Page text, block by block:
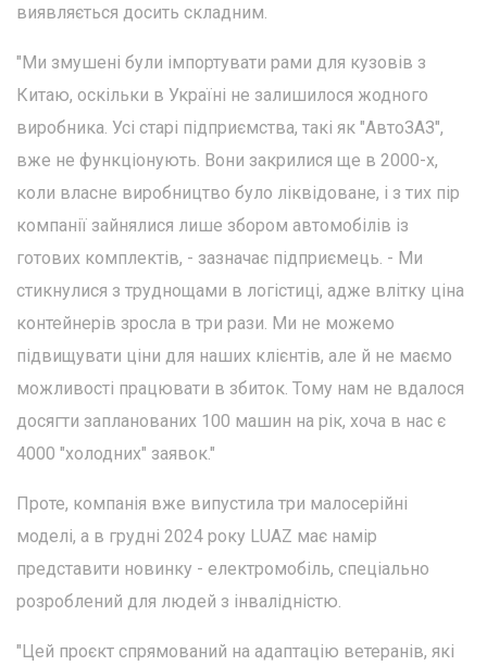
виявляється досить складним.
"Ми змушені були імпортувати рами для кузовів з
Китаю, оскільки в Україні не залишилося жодного
виробника. Усі старі підприємства, такі як "АвтоЗАЗ",
вже не функціонують. Вони закрилися ще в 2000-х,
коли власне виробництво було ліквідоване, і з тих пір
компанії зайнялися лише збором автомобілів із
готових комплектів, - зазначає підприємець. - Ми
стикнулися з труднощами в логістиці, адже влітку ціна
контейнерів зросла в три рази. Ми не можемо
підвищувати ціни для наших клієнтів, але й не маємо
можливості працювати в збиток. Тому нам не вдалося
досягти запланованих 100 машин на рік, хоча в нас є
4000 "холодних" заявок."
Проте, компанія вже випустила три малосерійні
моделі, а в грудні 2024 року LUAZ має намір
представити новинку - електромобіль, спеціально
розроблений для людей з інвалідністю.
"Цей проєкт спрямований на адаптацію ветеранів, які